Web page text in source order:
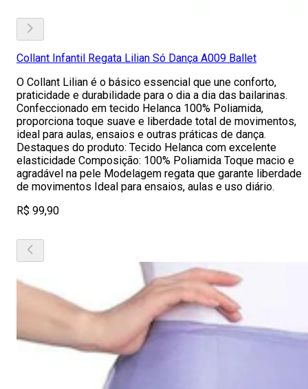
Collant Infantil Regata Lilian Só Dança A009 Ballet
O Collant Lilian é o básico essencial que une conforto,
praticidade e durabilidade para o dia a dia das bailarinas.
Confeccionado em tecido Helanca 100% Poliamida,
proporciona toque suave e liberdade total de movimentos,
ideal para aulas, ensaios e outras práticas de dança.
Destaques do produto: Tecido Helanca com excelente
elasticidade Composição: 100% Poliamida Toque macio e
agradável na pele Modelagem regata que garante liberdade
de movimentos Ideal para ensaios, aulas e uso diário.
R$ 99,90